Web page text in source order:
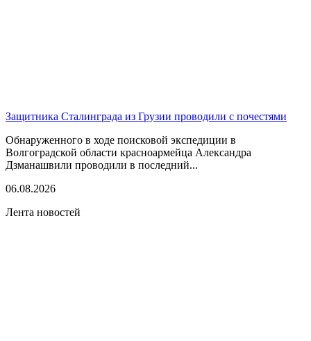
Защитника Сталинграда из Грузии проводили с почестями
Обнаруженного в ходе поисковой экспедиции в
Волгоградской области красноармейца Александра
Дзманашвили проводили в последний...
06.08.2026
Лента новостей